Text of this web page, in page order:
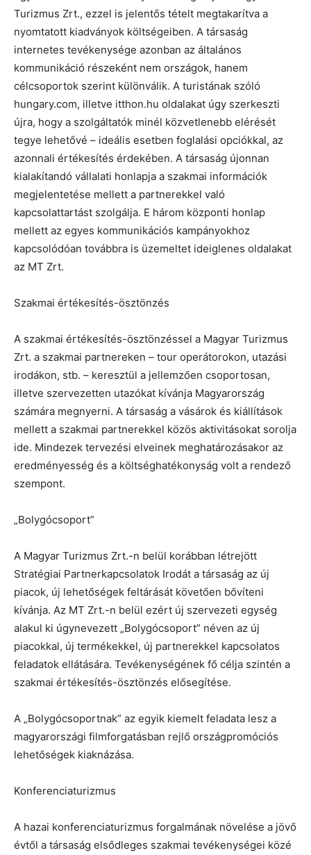
Turizmus Zrt., ezzel is jelentős tételt megtakarítva a
nyomtatott kiadványok költségeiben. A társaság
internetes tevékenysége azonban az általános
kommunikáció részeként nem országok, hanem
célcsoportok szerint különválik. A turistának szóló
hungary.com, illetve itthon.hu oldalakat úgy szerkeszti
újra, hogy a szolgáltatók minél közvetlenebb elérését
tegye lehetővé – ideális esetben foglalási opciókkal, az
azonnali értékesítés érdekében. A társaság újonnan
kialakítandó vállalati honlapja a szakmai információk
megjelentetése mellett a partnerekkel való
kapcsolattartást szolgálja. E három központi honlap
mellett az egyes kommunikációs kampányokhoz
kapcsolódóan továbbra is üzemeltet ideiglenes oldalakat
az MT Zrt.
Szakmai értékesítés-ösztönzés
A szakmai értékesítés-ösztönzéssel a Magyar Turizmus
Zrt. a szakmai partnereken – tour operátorokon, utazási
irodákon, stb. – keresztül a jellemzően csoportosan,
illetve szervezetten utazókat kívánja Magyarország
számára megnyerni. A társaság a vásárok és kiállítások
mellett a szakmai partnerekkel közös aktivitásokat sorolja
ide. Mindezek tervezési elveinek meghatározásakor az
eredményesség és a költséghatékonyság volt a rendező
szempont.
„Bolygócsoport”
A Magyar Turizmus Zrt.-n belül korábban létrejött
Stratégiai Partnerkapcsolatok Irodát a társaság az új
piacok, új lehetőségek feltárását követően bővíteni
kívánja. Az MT Zrt.-n belül ezért új szervezeti egység
alakul ki úgynevezett „Bolygócsoport” néven az új
piacokkal, új termékekkel, új partnerekkel kapcsolatos
feladatok ellátására. Tevékenységének fő célja szintén a
szakmai értékesítés-ösztönzés elősegítése.
A „Bolygócsoportnak” az egyik kiemelt feladata lesz a
magyarországi filmforgatásban rejlő országpromóciós
lehetőségek kiaknázása.
Konferenciaturizmus
A hazai konferenciaturizmus forgalmának növelése a jövő
évtől a társaság elsődleges szakmai tevékenységei közé